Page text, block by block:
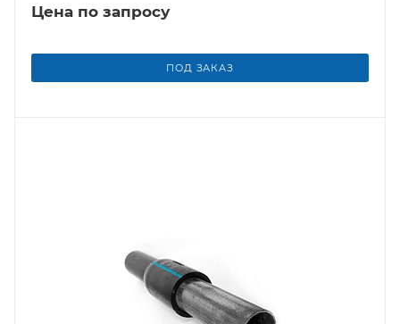
Цена по запросу
ПОД ЗАКАЗ